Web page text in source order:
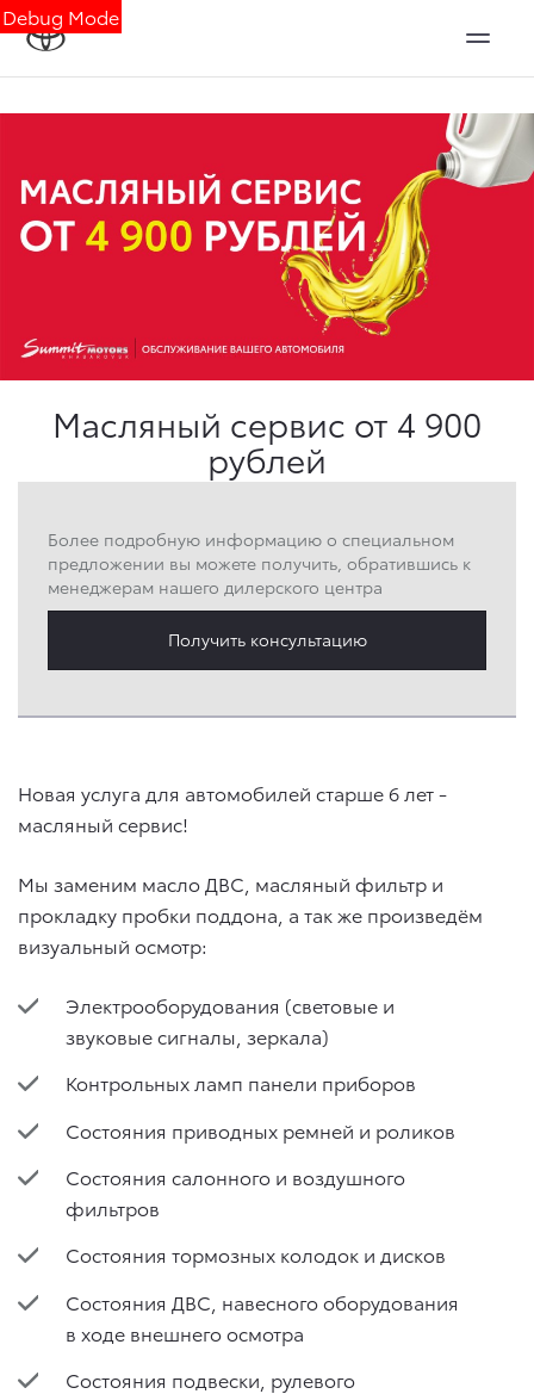
Debug Mode
Масляный сервис от 4 900
рублей
Более подробную информацию о специальном
предложении вы можете получить, обратившись к
менеджерам нашего дилерского центра
Получить консультацию
Новая услуга для автомобилей старше 6 лет -
масляный сервис!
Мы заменим масло ДВС, масляный фильтр и
прокладку пробки поддона, а так же произведём
визуальный осмотр:
Электрооборудования (световые и
звуковые сигналы, зеркала)
Контрольных ламп панели приборов
Состояния приводных ремней и роликов
Состояния салонного и воздушного
фильтров
Состояния тормозных колодок и дисков
Состояния ДВС, навесного оборудования
в ходе внешнего осмотра
Состояния подвески, рулевого